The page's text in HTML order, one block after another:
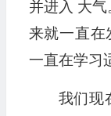
并进入 大
来就一直在
一直在学习
我们现